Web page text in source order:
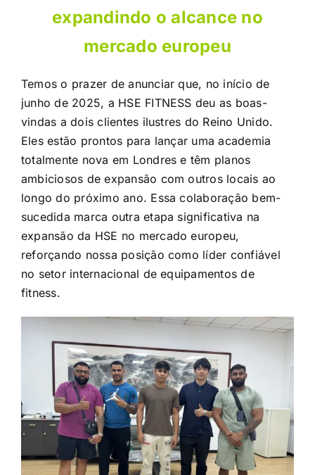
expandindo o alcance no
mercado europeu
Temos o prazer de anunciar que, no início de
junho de 2025, a HSE FITNESS deu as boas-
vindas a dois clientes ilustres do Reino Unido.
Eles estão prontos para lançar uma academia
totalmente nova em Londres e têm planos
ambiciosos de expansão com outros locais ao
longo do próximo ano. Essa colaboração bem-
sucedida marca outra etapa significativa na
expansão da HSE no mercado europeu,
reforçando nossa posição como líder confiável
no setor internacional de equipamentos de
fitness.